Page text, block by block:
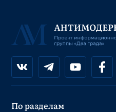
По разделам